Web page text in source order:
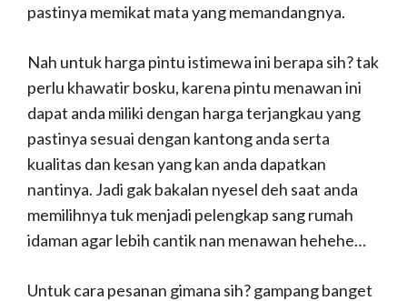
pastinya memikat mata yang memandangnya.
Nah untuk harga pintu istimewa ini berapa sih? tak
perlu khawatir bosku, karena pintu menawan ini
dapat anda miliki dengan harga terjangkau yang
pastinya sesuai dengan kantong anda serta
kualitas dan kesan yang kan anda dapatkan
nantinya. Jadi gak bakalan nyesel deh saat anda
memilihnya tuk menjadi pelengkap sang rumah
idaman agar lebih cantik nan menawan hehehe…
Untuk cara pesanan gimana sih? gampang banget